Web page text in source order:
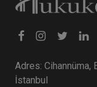
Adres: Cihannüma,
İstanbul